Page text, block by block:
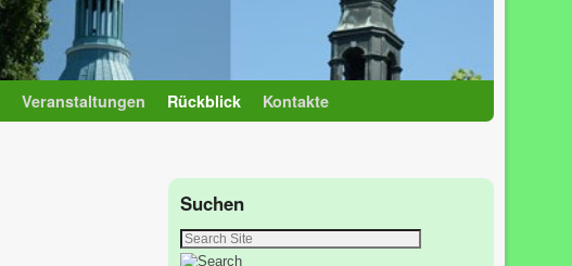
Veranstaltungen Rückblick Kontakte
Suchen